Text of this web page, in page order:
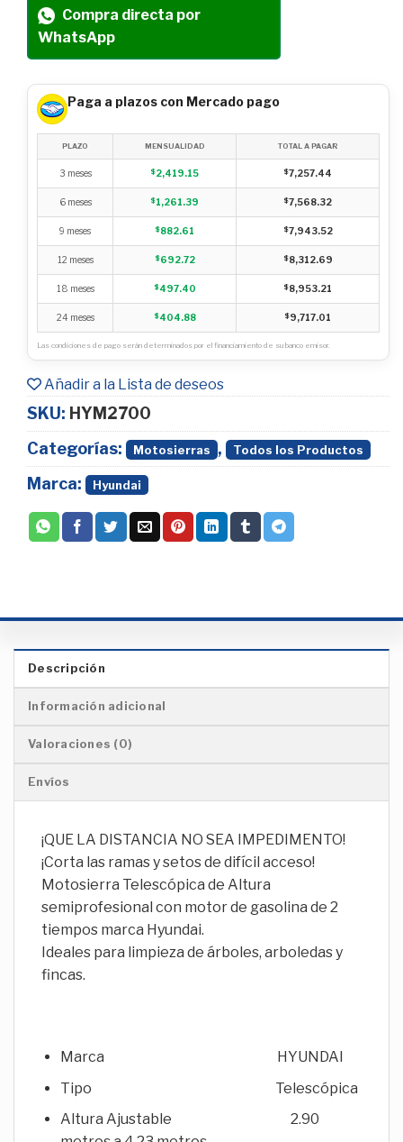
Compra directa por
WhatsApp
Paga a plazos con Mercado pago
PLAZO MENSUALIDAD TOTAL A PAGAR
3 meses $2,419.15 $7,257.44
6 meses $1,261.39 $7,568.32
9 meses $882.61 $7,943.52
12 meses $692.72 $8,312.69
18 meses $497.40 $8,953.21
24 meses $404.88 $9,717.01
Las condiciones de pago serán determinados por el financiamiento de su banco emisor.
Añadir a la Lista de deseos
SKU: HYM2700
Categorías:
Motosierras , Todos los Productos
Marca: Hyundai
Descripción
Información adicional
Valoraciones (0)
Envíos
¡QUE LA DISTANCIA NO SEA IMPEDIMENTO!
¡Corta las ramas y setos de difícil acceso!
Motosierra Telescópica de Altura
semiprofesional con motor de gasolina de 2
tiempos marca Hyundai.
Ideales para limpieza de árboles, arboledas y
fincas.
Marca HYUNDAI
Tipo Telescópica
Altura Ajustable 2.90